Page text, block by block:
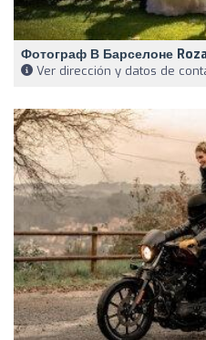
Фотограф В Барселоне
Ver dirección y datos de